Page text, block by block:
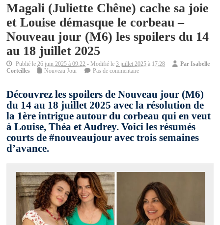
Magali (Juliette Chêne) cache sa joie
et Louise démasque le corbeau –
Nouveau jour (M6) les spoilers du 14
au 18 juillet 2025
Publié le26 juin 2025 à 09:22 - Modifié le3 juillet 2025 à 17:28 ParIsabelle
Corteilles
Nouveau Jour Pas de commentaire
Découvrez les spoilers de Nouveau jour (M6)
du 14 au 18 juillet 2025 avec la résolution de
la 1ère intrigue autour du corbeau qui en veut
à Louise, Théa et Audrey. Voici les résumés
courts de #nouveaujour avec trois semaines
d’avance.